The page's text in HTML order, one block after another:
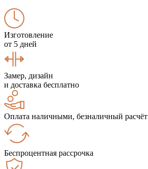
Изготовление
от 5 дней
Замер, дизайн
и доставка бесплатно
Оплата наличными, безналичный расчёт
Беспроцентная рассрочка